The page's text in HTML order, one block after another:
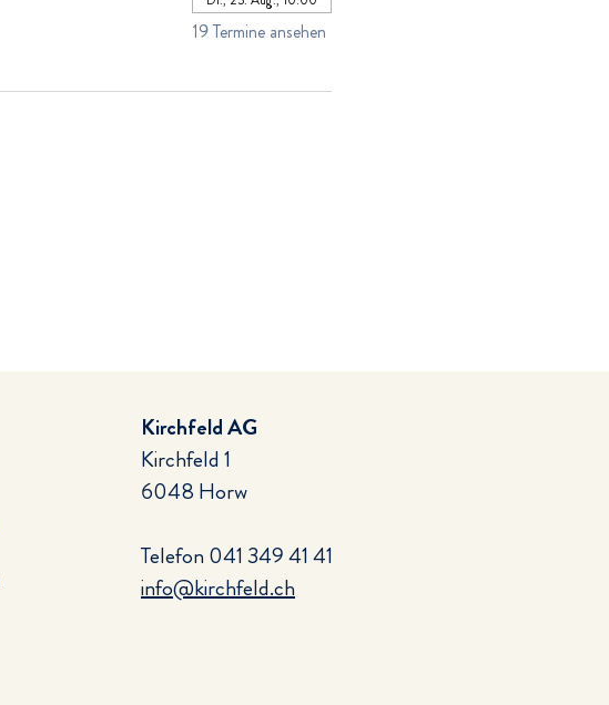
19 Termine ansehen
Kirchfeld AG
Kirchfeld 1
6048 Horw
Telefon041 349 41 41
info@kirchfeld.ch